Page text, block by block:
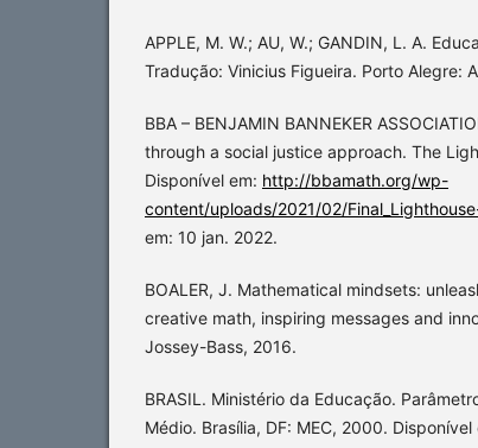
APPLE, M. W.; AU, W.; GANDIN, L. A.
Tradução: Vinicius Figueira. Porto Alegre:
BBA – BENJAMIN BANNEKER
through a social justice approach. The
Disponível em: http://bbamath.org/wp-
content/uploads/2021/02/
em: 10 jan. 2022.
BOALER, J. Mathematical mindsets:
creative math, inspiring messages and
Jossey-Bass, 2016.
BRASIL. Ministério da Educação.
Médio. Brasília, DF: MEC, 2000. Disponível